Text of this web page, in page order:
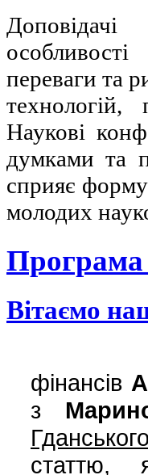
переваги та
технологій,
Наукові
думками та
сприяє
молодих
Програма
Вітаємо
фінансів
з
статтю,